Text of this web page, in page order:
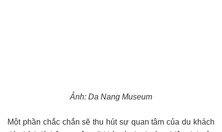
Ảnh: Da Nang Museum
Một phần chắc chắn sẽ thu hút sự quan tâm của du khách